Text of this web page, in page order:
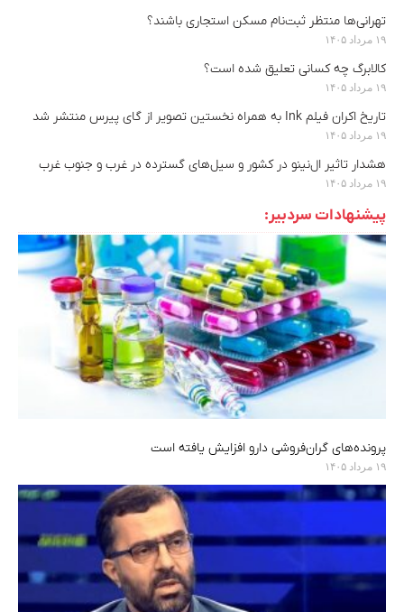
تهرانی‌ها منتظر ثبت‌نام مسکن استجاری باشند؟
۱۹ مرداد ۱۴۰۵
کالابرگ چه کسانی تعلیق شده است؟
۱۹ مرداد ۱۴۰۵
تاریخ اکران فیلم Ink به همراه نخستین تصویر از گای پیرس منتشر شد
۱۹ مرداد ۱۴۰۵
هشدار تاثیر ال‌نینو در کشور و سیل‌های گسترده در غرب و جنوب غرب
۱۹ مرداد ۱۴۰۵
پیشنهادات سردبیر:
پرونده‌های گران‌فروشی دارو افزایش یافته است
۱۹ مرداد ۱۴۰۵